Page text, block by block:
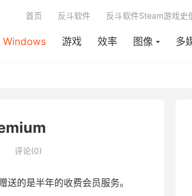
Windows 游戏 效率 图像 多
首页 反斗软件 反斗软件Steam游戏史
评论(0)
的是半年的收费会员服务。